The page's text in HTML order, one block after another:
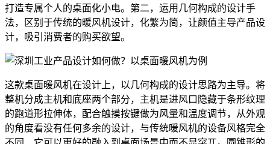
打造专属个人的桌面化小电。第二，运用几何构成的设计手
法，区别于传统的暖风机设计，化繁为简，让颜值主导产品设
计，吸引消费者的购买欲望。
这款桌面暖风机在设计上，以几何构成的设计思路为主导。将
整机分成主机和底座两个部分，主机是进风口隐藏于条形纹理
的跑道形拉伸体，配合触摸按键做为风量和温度调节，从外观
的角度看没有任何多余的设计，与传统暖风机的设备风格完全